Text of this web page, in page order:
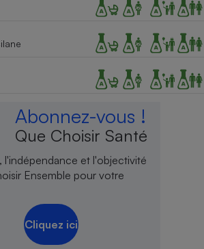
Abonnez-vous !
Que Choisir Santé
l'indépendance et l'objectivité
Ensemble pour votre
Cliquez ici